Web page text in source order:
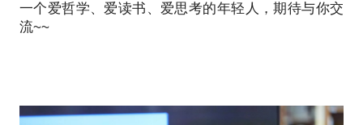
一个爱哲学、爱读书、爱思考的年轻人，期待与你交
流~~